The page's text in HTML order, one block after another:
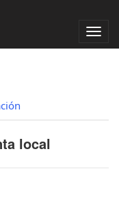
local